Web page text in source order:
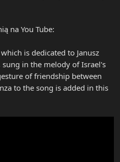
na You Tube:
is dedicated to Janusz
in the melody of Israel's
of friendship between
to the song is added in this